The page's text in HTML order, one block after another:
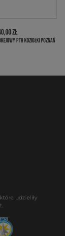
ZŁ
PTH KOZIOŁKI POZNAŃ
udzieliły